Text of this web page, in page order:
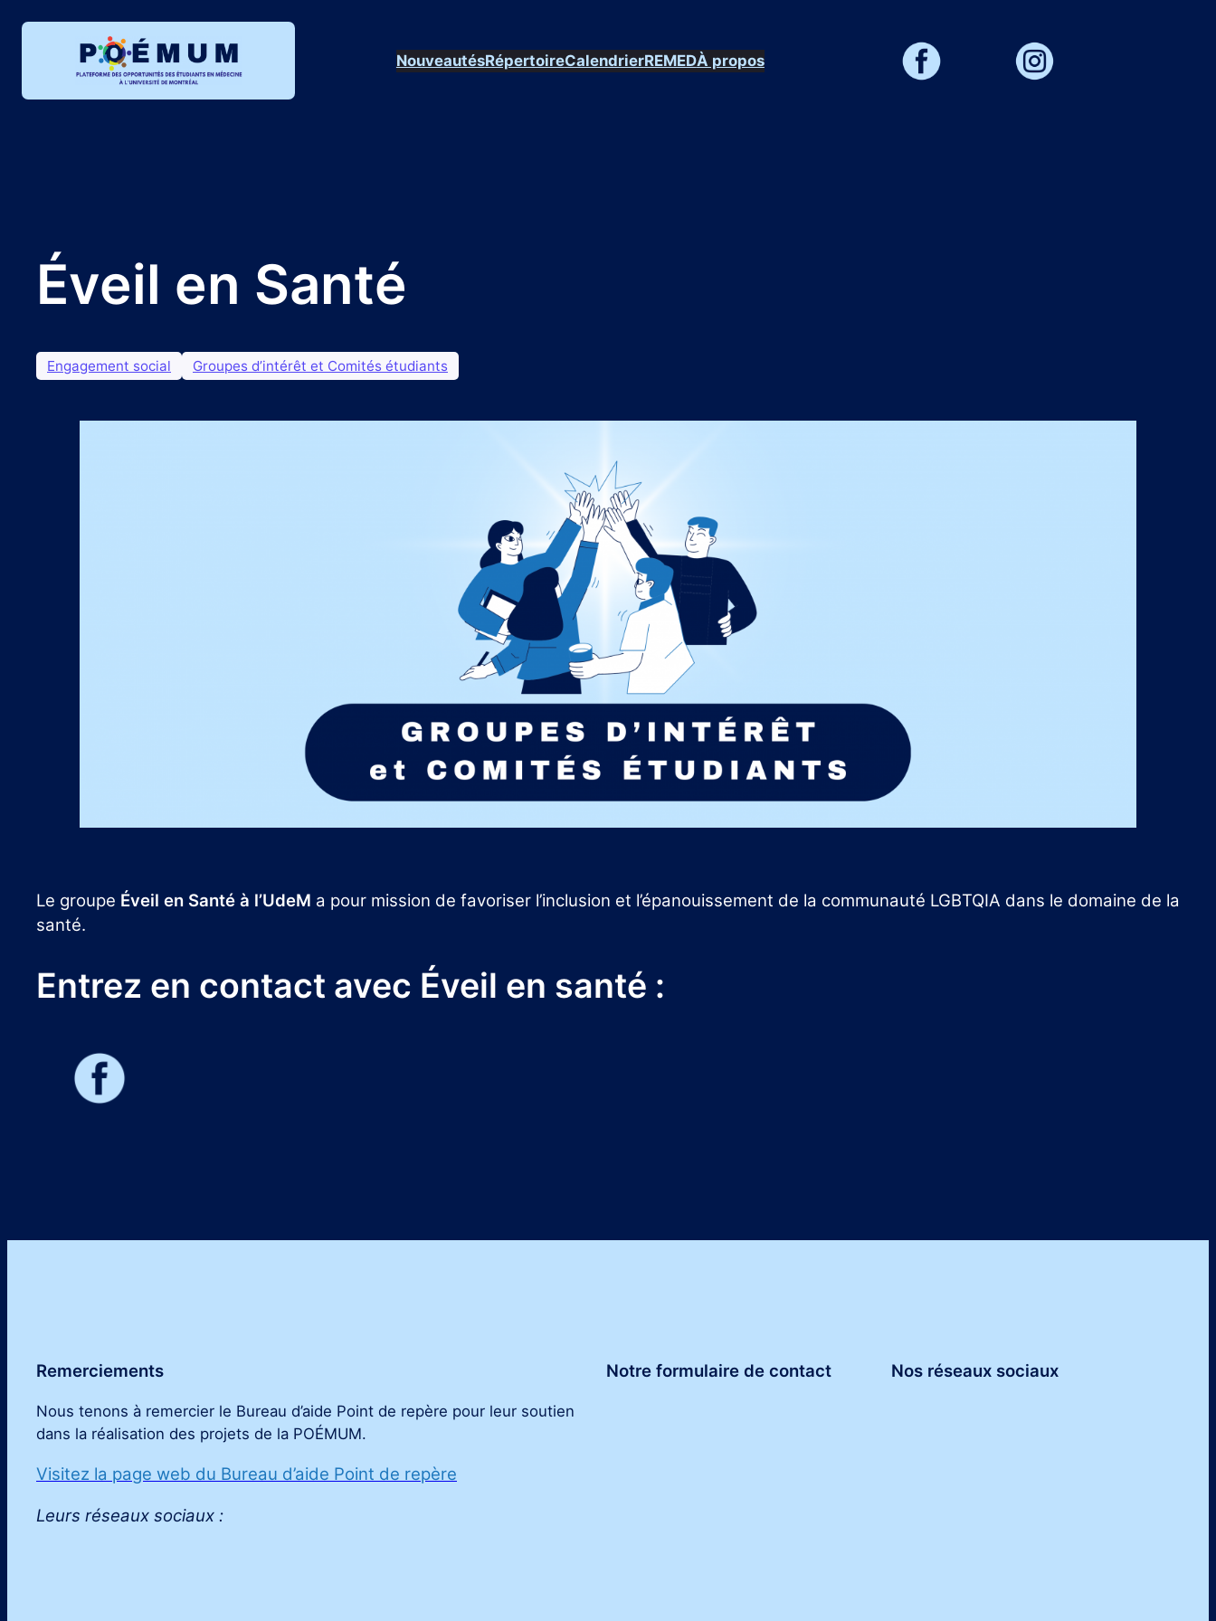
Aller
NouveautésRépertoireCalendrierREMEDÀ propos
Éveil en Santé
Engagement social Groupes d’intérêt et Comités étudiants
Le groupe Éveil en Santé à l’UdeM a pour mission de favoriser l’inclusion et l’épanouissement de la communauté LGBTQIA dans le domaine de la
santé.
Entrez en contact avec Éveil en santé :
Remerciements
Nous tenons à remercier le Bureau d’aide Point de repère pour leur soutien
dans la réalisation des projets de la POÉMUM.
Visitez la page web du Bureau d’aide Point de repère
Leurs réseaux sociaux :
Notre formulaire de contact Nos réseaux sociaux